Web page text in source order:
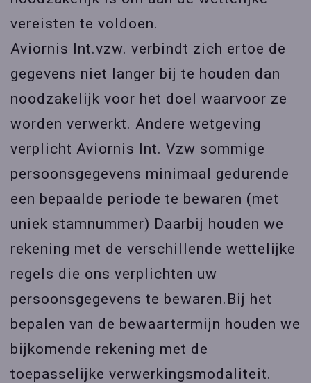
vereisten te voldoen.
Aviornis Int.vzw. verbindt zich ertoe de
gegevens niet langer bij te houden dan
noodzakelijk voor het doel waarvoor ze
worden verwerkt. Andere wetgeving
verplicht Aviornis Int. Vzw sommige
persoonsgegevens minimaal gedurende
een bepaalde periode te bewaren (met
uniek stamnummer) Daarbij houden we
rekening met de verschillende wettelijke
regels die ons verplichten uw
persoonsgegevens te bewaren.Bij het
bepalen van de bewaartermijn houden we
bijkomende rekening met de
toepasselijke verwerkingsmodaliteit.